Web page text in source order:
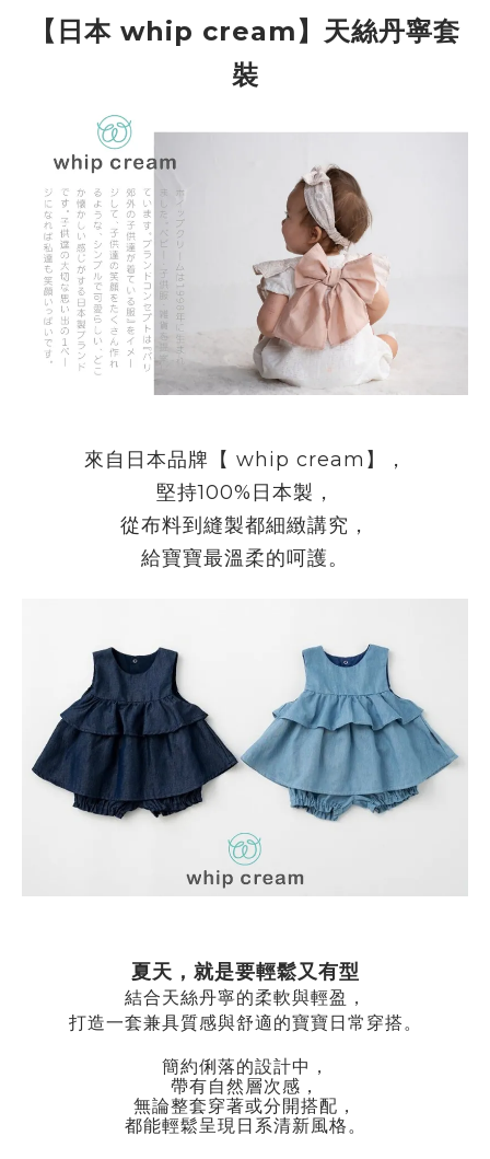
【日本 whip cream 】 天絲丹寧套
裝
來自日本品牌【 whip cream 】，
堅持100% 日本製，
從布料到縫製都細緻講究，
給寶寶最溫柔的呵護。
夏天，就是要輕鬆又有型
結合天絲丹寧的柔軟與輕盈，
打造一套兼具質感與舒適的寶寶日常穿搭。
簡約俐落的設計中，
帶有自然層次感，
無論整套穿著或分開搭配，
都能輕鬆呈現日系清新風格。